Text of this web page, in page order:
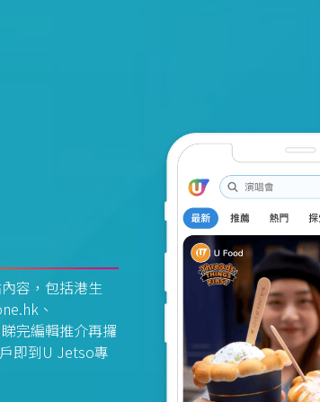
容，包括港生
、
完編輯推介再攞
即到U Jetso專